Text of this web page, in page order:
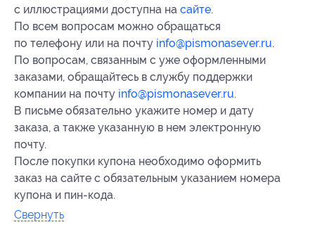
с иллюстрациями доступна на сайте.
По всем вопросам можно обращаться
по телефону или на почту info@pismonasever.ru.
По вопросам, связанным с уже оформленными
заказами, обращайтесь в службу поддержки
компании на почту info@pismonasever.ru.
В письме обязательно укажите номер и дату
заказа, а также указанную в нем электронную
почту.
После покупки купона необходимо оформить
заказ на сайте с обязательным указанием номера
купона и пин-кода.
Свернуть